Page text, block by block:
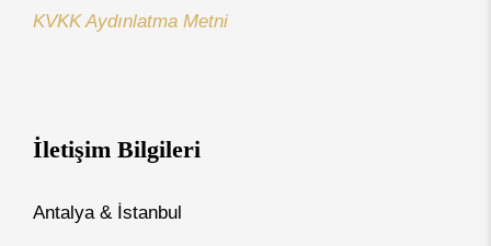
KVKK Aydınlatma Metni
İletişim Bilgileri
Antalya & İstanbul